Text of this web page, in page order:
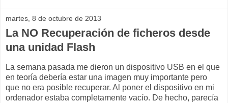
martes, 8 de octubre de 2013
La NO Recuperación de ficheros desde
una unidad Flash
La semana pasada me dieron un dispositivo USB en el que
en teoría debería estar una imagen muy importante pero
que no era posible recuperar. Al poner el dispositivo en mi
ordenador estaba completamente vacío. De hecho, parecía